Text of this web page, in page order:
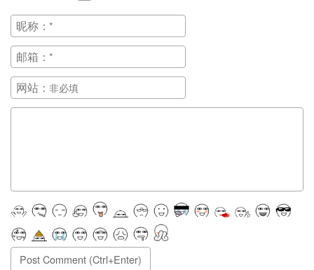
昵称：
邮箱：
网站：